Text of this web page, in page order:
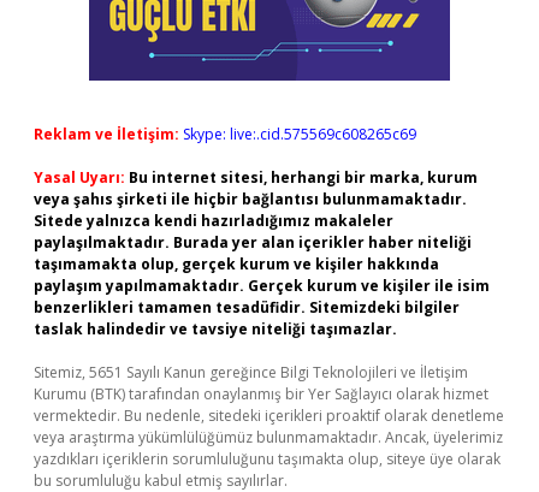
Reklam ve İletişim: Skype: live:.cid.575569c608265c69
Yasal Uyarı: Bu internet sitesi, herhangi bir marka, kurum
veya şahıs şirketi ile hiçbir bağlantısı bulunmamaktadır.
Sitede yalnızca kendi hazırladığımız makaleler
paylaşılmaktadır. Burada yer alan içerikler haber niteliği
taşımamakta olup, gerçek kurum ve kişiler hakkında
paylaşım yapılmamaktadır. Gerçek kurum ve kişiler ile isim
benzerlikleri tamamen tesadüfidir. Sitemizdeki bilgiler
taslak halindedir ve tavsiye niteliği taşımazlar.
Sitemiz, 5651 Sayılı Kanun gereğince Bilgi Teknolojileri ve İletişim
Kurumu (BTK) tarafından onaylanmış bir Yer Sağlayıcı olarak hizmet
vermektedir. Bu nedenle, sitedeki içerikleri proaktif olarak denetleme
veya araştırma yükümlülüğümüz bulunmamaktadır. Ancak, üyelerimiz
yazdıkları içeriklerin sorumluluğunu taşımakta olup, siteye üye olarak
bu sorumluluğu kabul etmiş sayılırlar.